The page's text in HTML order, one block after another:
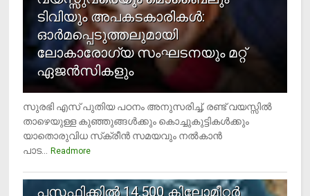
ടിവിയും അപകടകാരികള്‍:
ഓര്‍മപ്പെടുത്തലുമായി
ലോകാരോഗ്യ സംഘടനയും മറ്റ്
ഏജന്‍സികളും
സുരഭി എസ് പുതിയ പഠനം അനുസരിച്ച്, രണ്ട് വയസ്സില്‍
താഴെയുള്ള കുഞ്ഞുങ്ങള്‍ക്കും കൊച്ചുകുട്ടികള്‍ക്കും
യാതൊരുവിധ സ്‌ക്രീന്‍ സമയവും നല്‍കാന്‍
പാട... Readmore
പസഫിക്കില്‍ 14,500 കിലോമീറ്റര്‍